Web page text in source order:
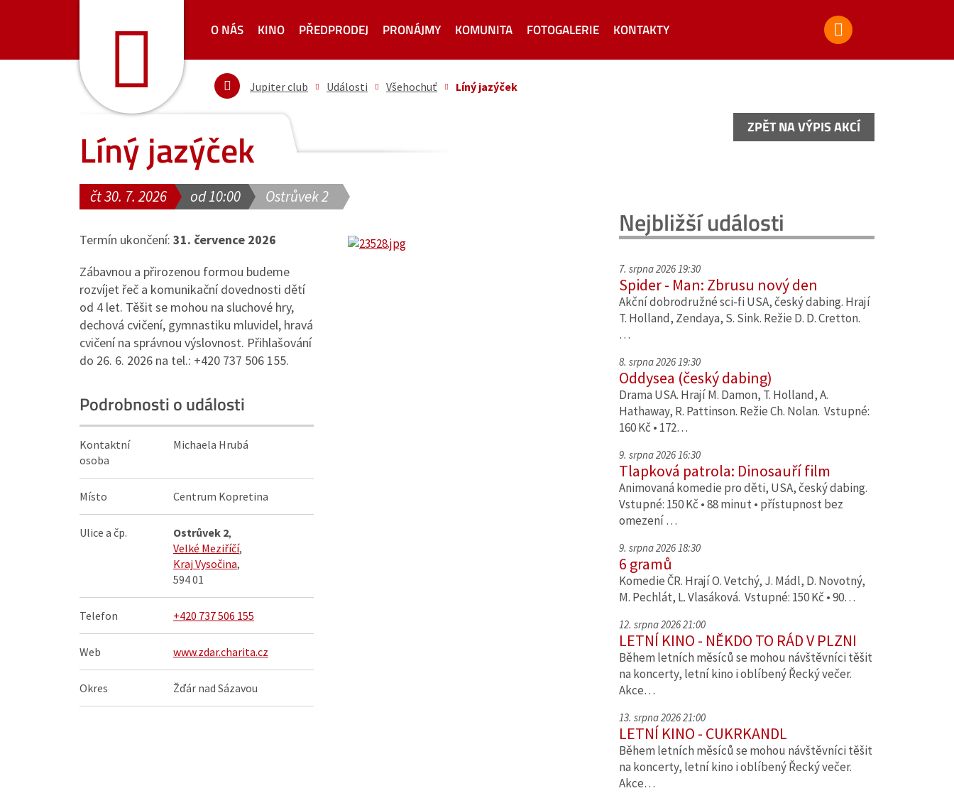
O NÁS KINO PŘEDPRODEJ PRONÁJMY KOMUNITA FOTOGALERIE KONTAKTY
Jupiter club Události Všehochuť Líný jazýček
Líný jazýček ZPĚT NA VÝPIS AKCÍ
čt 30. 7. 2026 od 10:00 Ostrůvek 2
Termín ukončení: 31. července 2026
Zábavnou a přirozenou formou budeme
rozvíjet řeč a komunikační dovednosti dětí
od 4 let. Těšit se mohou na sluchové hry,
dechová cvičení, gymnastiku mluvidel, hravá
cvičení na správnou výslovnost. Přihlašování
do 26. 6. 2026 na tel.: +420 737 506 155.
Podrobnosti o události
Kontaktní
osoba
Michaela Hrubá
Místo Centrum Kopretina
Ulice a čp. Ostrůvek 2,
Velké Meziříčí,
Kraj Vysočina,
594 01
Telefon +420 737 506 155
Web www.zdar.charita.cz
Okres Žďár nad Sázavou
ZPĚT NA VÝPIS AKCÍ
Nejbližší události
7. srpna 2026 19:30
Spider - Man: Zbrusu nový den
Akční dobrodružné sci-fi USA, český dabing. Hrají
T. Holland, Zendaya, S. Sink. Režie D. D. Cretton.
…
8. srpna 2026 19:30
Oddysea (český dabing)
Drama USA. Hrají M. Damon, T. Holland, A.
Hathaway, R. Pattinson. Režie Ch. Nolan. Vstupné:
160 Kč • 172…
9. srpna 2026 16:30
Tlapková patrola: Dinosauří film
Animovaná komedie pro děti, USA, český dabing.
Vstupné: 150 Kč • 88 minut • přístupnost bez
omezení …
9. srpna 2026 18:30
6 gramů
Komedie ČR. Hrají O. Vetchý, J. Mádl, D. Novotný,
M. Pechlát, L. Vlasáková. Vstupné: 150 Kč • 90…
12. srpna 2026 21:00
LETNÍ KINO - NĚKDO TO RÁD V PLZNI
Během letních měsíců se mohou návštěvníci těšit
na koncerty, letní kino i oblíbený Řecký večer.
Akce…
13. srpna 2026 21:00
LETNÍ KINO - CUKRKANDL
Během letních měsíců se mohou návštěvníci těšit
na koncerty, letní kino i oblíbený Řecký večer.
Akce…